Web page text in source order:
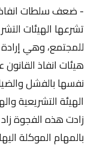
- ضعف سلطات انفاذ
تشرعها الهيئات
للمجتمع، وهي إرادة
هيئات انفاذ
نفسها بالفشل
الهيئة التشريعية
زادت هذه الفجوة
بالمهام الموكلة